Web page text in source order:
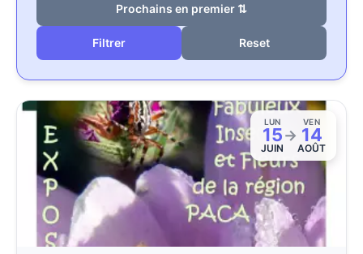
Prochains en premier ⇅
Reset
LUN
15
JUIN
→
VEN
14
AOÛT